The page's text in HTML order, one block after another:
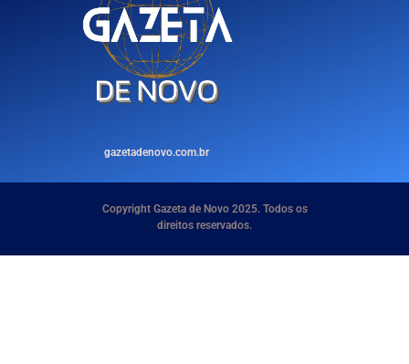
gazetadenovo.com.br
Copyright Gazeta de Novo 2025. Todos os
direitos reservados.